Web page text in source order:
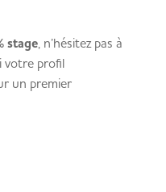
stage, n’hésitez pas à
votre profil
un premier